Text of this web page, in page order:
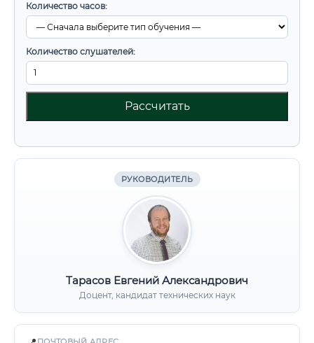
Количество часов:
Количество слушателей:
Рассчитать
РУКОВОДИТЕЛЬ
Тарасов Евгений Александрович
Доцент, кандидат технических наук